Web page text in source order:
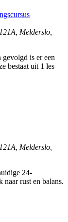
Melderslo,
gevolgd is er een
bestaat uit 1 les
Melderslo,
24-
naar rust en balans.